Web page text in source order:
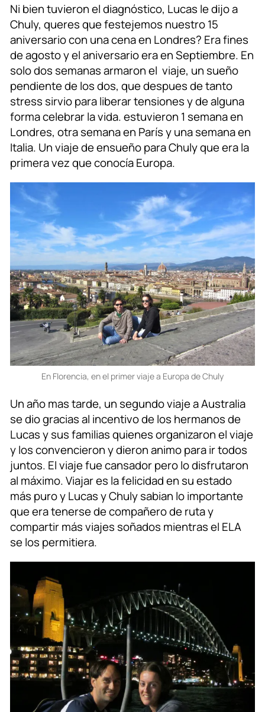
Ni bien tuvieron el diagnóstico, Lucas le dijo a
Chuly, queres que festejemos nuestro 15
aniversario con una cena en Londres? Era fines
de agosto y el aniversario era en Septiembre. En
solo dos semanas armaron el viaje, un sueño
pendiente de los dos, que despues de tanto
stress sirvio para liberar tensiones y de alguna
forma celebrar la vida. estuvieron 1 semana en
Londres, otra semana en París y una semana en
Italia. Un viaje de ensueño para Chuly que era la
primera vez que conocía Europa.
En Florencia, en el primer viaje a Europa de Chuly
Un año mas tarde, un segundo viaje a Australia
se dio gracias al incentivo de los hermanos de
Lucas y sus familias quienes organizaron el viaje
y los convencieron y dieron animo para ir todos
juntos. El viaje fue cansador pero lo disfrutaron
al máximo. Viajar es la felicidad en su estado
más puro y Lucas y Chuly sabian lo importante
que era tenerse de compañero de ruta y
compartir más viajes soñados mientras el ELA
se los permitiera.